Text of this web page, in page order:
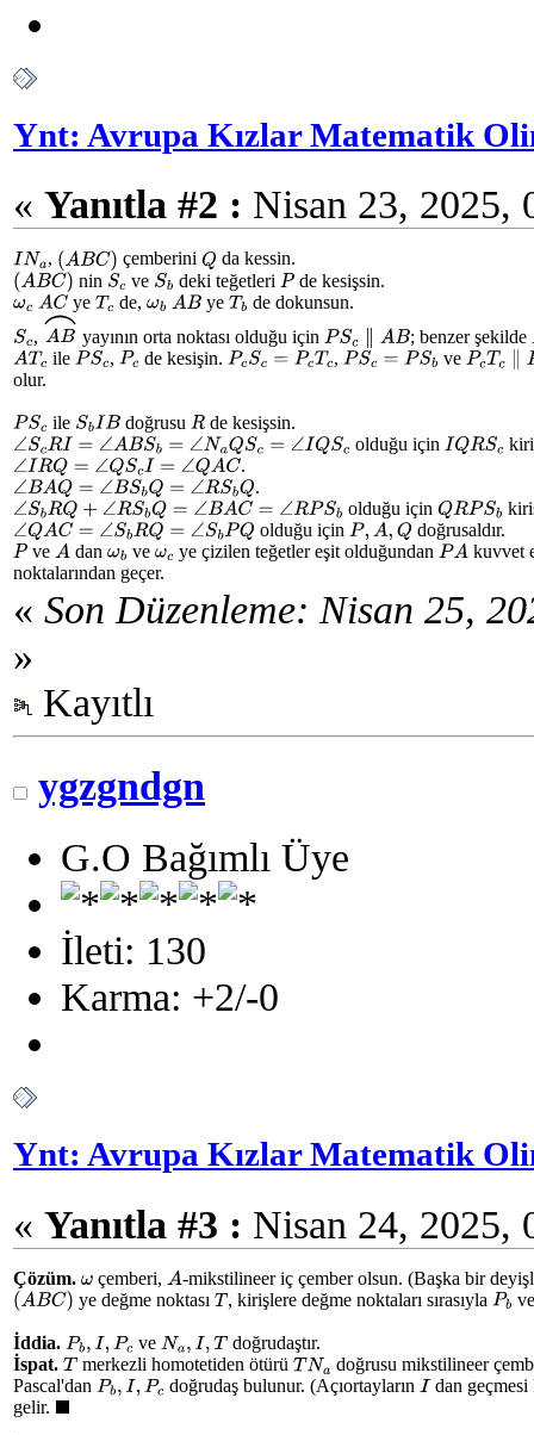
Ynt: Avrupa Kızlar Matematik
« Yanıtla #2 : Nisan 23, 2025,
INa , (ABC) çemberini Q da kessin.
(ABC) nin Sc ve Sb deki teğetleri P de kesişsin.
ωc ACye Tc de,ωb ABye Tb de dokunsun.
Sc, AB⌢yayının orta noktası olduğu için PSc∥ B ; benzer şekilde
ATc ile PSc , Pc de kesişin. PcSc=PcTc , PSc=PSb ve PcTc∥
olur.
PSc ile SbIB doğrusu R de kesişsin.
∠ScRI= ∠ ABSb=∠N aQSc=∠IQS c olduğu için IQRSc
∠IRQ= ∠ QScI=∠ QAC
.
∠BAQ=∠ BSbQ=∠R SbQ
.
∠SbRQ +∠RSbQ=∠B AC=∠RPSb olduğu için QRPSb
∠QAC=∠ SbRQ=∠S bPQ olduğu için P,A,Q
doğrusaldır.
P ve A dan ωb ve ωc ye çizilen teğetler eşit olduğundan PA kuvvet
noktalarından geçer.
« Son Düzenleme: Nisan 25,
»
Kayıtlı
ygzgndgn
G.O Bağımlı Üye
İleti: 130
Karma: +2/-0
Ynt: Avrupa Kızlar Matematik
« Yanıtla #3 : Nisan 24, 2025,
Çözüm. ω çemberi, A-mikstilineer iç çember olsun. (Başka bir
(ABC) ye değme noktası T, kirişlere değme noktaları sırasıylaPb
İddia. Pb,I,P c ve Na,I ,T
doğrudaştır.
İspat. Tmerkezli homotetiden ötürü TNa doğrusu mikstilineer
Pascal'dan Pb,I,P c doğrudaş bulunur. (Açıortayların Idan geçmesi
gelir. ◼